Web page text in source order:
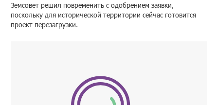
Земсовет решил повременить с одобрением заявки,
поскольку для исторической территории сейчас готовится
проект перезагрузки.